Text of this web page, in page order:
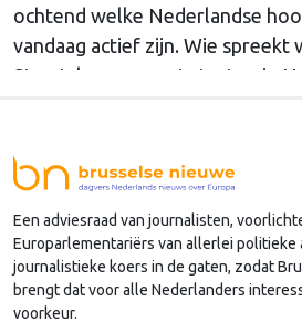
ochtend welke Nederlandse
vandaag actief zijn. Wie spreekt
Straatsburg, en wat staat er in
Een adviesraad van journalisten,
Europarlementariërs van allerlei
journalistieke koers in de gaten, zodat
brengt dat voor alle Nederlanders
voorkeur.